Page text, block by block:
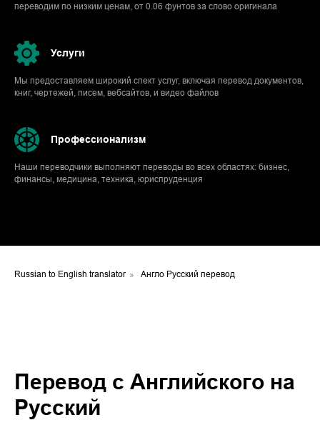
переводим по низким ценам, от 0.06 фунтов за слово оригинала
Услуги
Мы предоставляем широкий спект услуг, включая перевод документов,
книг, чертежей, писем, вебсайтов, и видео файлов
Профессионализм
Наши переводчики выполняют переводы во всех областях: бизнес,
финансы, медицина, техника, юриспруденция
Russian to English translator » Англо Русский перевод
Перевод с Английского на
Русский